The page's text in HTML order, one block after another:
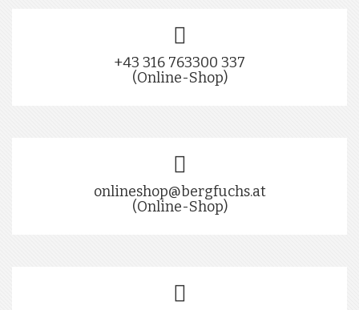
+43 316 763300 337
(Online-Shop)
onlineshop@bergfuchs.at
(Online-Shop)